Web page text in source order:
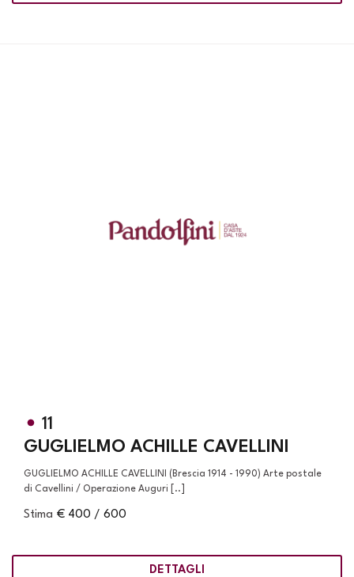
11
GUGLIELMO ACHILLE CAVELLINI
GUGLIELMO ACHILLE CAVELLINI (Brescia 1914 - 1990) Arte postale
di Cavellini / Operazione Auguri [..]
Stima € 400 / 600
DETTAGLI